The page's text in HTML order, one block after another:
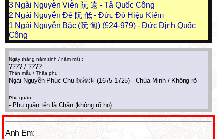
3 Ngài Nguyễn Viễn 阮 遠 - Tả Quốc Công
2 Ngài Nguyễn Đê 阮 低 - Đức Đô Hiệu Kiểm
1 Ngài Nguyễn Bặc (阮 匐) (924-979) - Đức Định Quốc
Công
Ngày tháng năm sinh / năm mất :
???? / ????
Thân mẫu / Thân phụ :
Ngài Nguyễn Phúc Chu 阮福淍 (1675-1725) - Chúa Minh / Không rõ
Phu quân:
- Phu quân tên là Chân (không rõ họ).
Anh Em: